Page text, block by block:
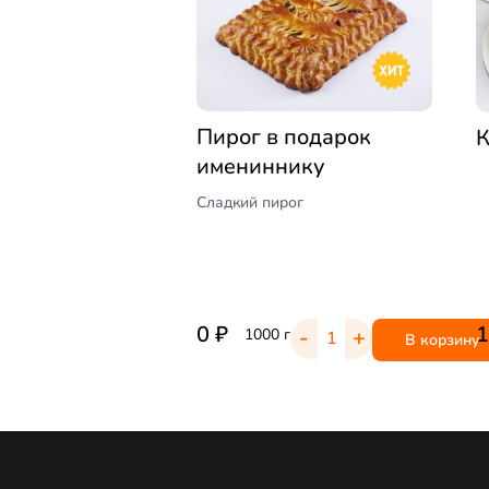
Пирог в подарок
имениннику
Сладкий пирог
0₽ 1000 г - + В корзину